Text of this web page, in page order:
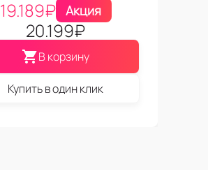
19.189₽ Акция
20.199₽
В корзину
Купить в один клик